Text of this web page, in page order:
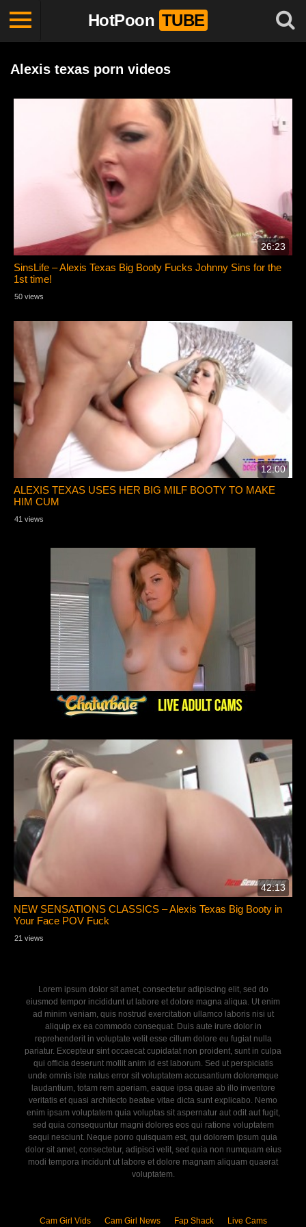
HotPoon TUBE
Alexis texas porn videos
26:23
SinsLife – Alexis Texas Big Booty Fucks Johnny Sins for the
1st time!
50 views
12:00
ALEXIS TEXAS USES HER BIG MILF BOOTY TO MAKE
HIM CUM
41 views
42:13
NEW SENSATIONS CLASSICS – Alexis Texas Big Booty in
Your Face POV Fuck
21 views
Lorem ipsum dolor sit amet, consectetur adipiscing elit, sed do
eiusmod tempor incididunt ut labore et dolore magna aliqua. Ut enim
ad minim veniam, quis nostrud exercitation ullamco laboris nisi ut
aliquip ex ea commodo consequat. Duis aute irure dolor in
reprehenderit in voluptate velit esse cillum dolore eu fugiat nulla
pariatur. Excepteur sint occaecat cupidatat non proident, sunt in culpa
qui officia deserunt mollit anim id est laborum. Sed ut perspiciatis
unde omnis iste natus error sit voluptatem accusantium doloremque
laudantium, totam rem aperiam, eaque ipsa quae ab illo inventore
veritatis et quasi architecto beatae vitae dicta sunt explicabo. Nemo
enim ipsam voluptatem quia voluptas sit aspernatur aut odit aut fugit,
sed quia consequuntur magni dolores eos qui ratione voluptatem
sequi nesciunt. Neque porro quisquam est, qui dolorem ipsum quia
dolor sit amet, consectetur, adipisci velit, sed quia non numquam eius
modi tempora incidunt ut labore et dolore magnam aliquam quaerat
voluptatem.
Cam Girl Vids Cam Girl News Fap Shack Live Cams